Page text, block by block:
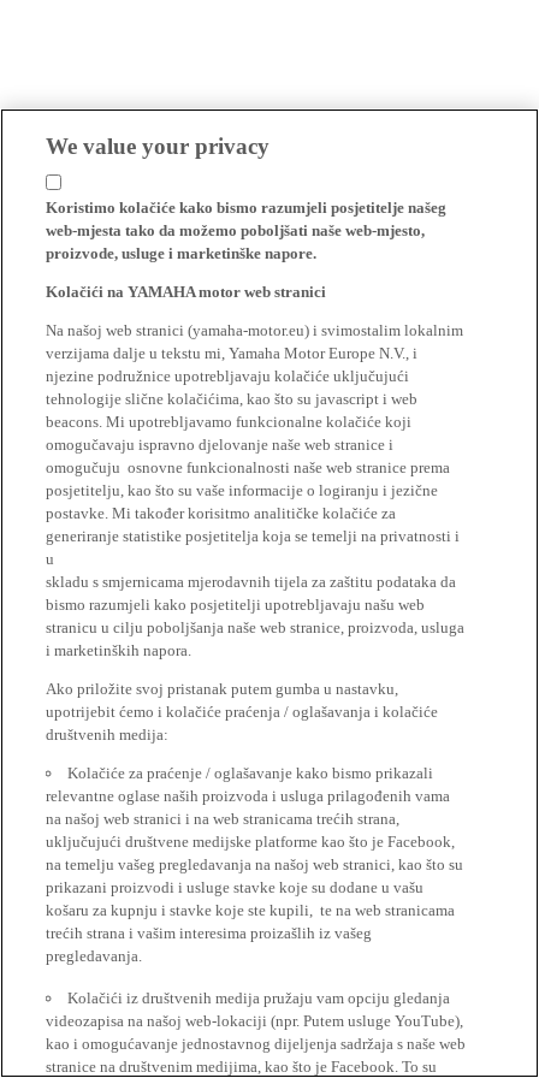
We value your privacy
Koristimo kolačiće kako bismo razumjeli posjetitelje našeg
web-mjesta tako da možemo poboljšati naše web-mjesto,
proizvode, usluge i marketinške napore.
Kolačići na YAMAHA motor web stranici
Na našoj web stranici (yamaha-motor.eu) i svimostalim lokalnim
verzijama dalje u tekstu mi, Yamaha Motor Europe N.V., i
njezine podružnice upotrebljavaju kolačiće uključujući
tehnologije slične kolačićima, kao što su javascript i web
beacons. Mi upotrebljavamo funkcionalne kolačiće koji
omogučavaju ispravno djelovanje naše web stranice i
omogučuju osnovne funkcionalnosti naše web stranice prema
posjetitelju, kao što su vaše informacije o logiranju i jezične
postavke. Mi također korisitmo analitičke kolačiće za
generiranje statistike posjetitelja koja se temelji na privatnosti i
u
skladu s smjernicama mjerodavnih tijela za zaštitu podataka da
bismo razumjeli kako posjetitelji upotrebljavaju našu web
stranicu u cilju poboljšanja naše web stranice, proizvoda, usluga
i marketinških napora.
Ako priložite svoj pristanak putem gumba u nastavku,
upotrijebit ćemo i kolačiće praćenja / oglašavanja i kolačiće
društvenih medija:
Kolačiće za praćenje / oglašavanje kako bismo prikazali
relevantne oglase naših proizvoda i usluga prilagođenih vama
na našoj web stranici i na web stranicama trećih strana,
uključujući društvene medijske platforme kao što je Facebook,
na temelju vašeg pregledavanja na našoj web stranici, kao što su
prikazani proizvodi i usluge stavke koje su dodane u vašu
košaru za kupnju i stavke koje ste kupili, te na web stranicama
trećih strana i vašim interesima proizašlih iz vašeg
pregledavanja.
Kolačići iz društvenih medija pružaju vam opciju gledanja
videozapisa na našoj web-lokaciji (npr. Putem usluge YouTube),
kao i omogućavanje jednostavnog dijeljenja sadržaja s naše web
stranice na društvenim medijima, kao što je Facebook. To su